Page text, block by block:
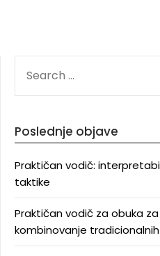
FOR:
Poslednje objave
Praktičan vodič:
taktike
Praktičan vodič za obuka
kombinovanje